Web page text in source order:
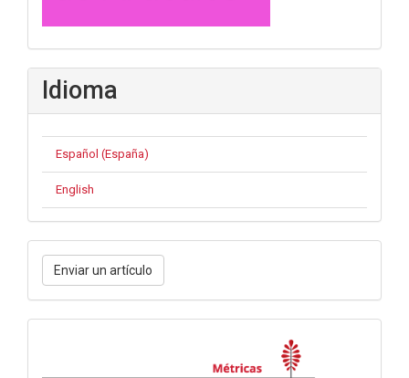
Idioma
Español (España)
English
Enviar
un
artículo
Enviar un artículo